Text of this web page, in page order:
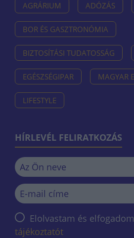
AGRÁRIUM ADÓZÁS
BOR ÉS GASZTRONÓMIA
BIZTOSÍTÁSI TUDATOSSÁG
EGÉSZSÉGIPAR MAGYAR
LIFESTYLE
HÍRLEVÉL FELIRATKOZÁS
Elolvastam és
tájékoztatót